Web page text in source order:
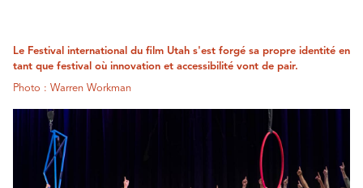
Le Festival international du film Utah s'est forgé sa propre identité en
tant que festival où innovation et accessibilité vont de pair.
Photo : Warren Workman